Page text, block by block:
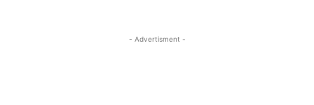
- Advertisment -